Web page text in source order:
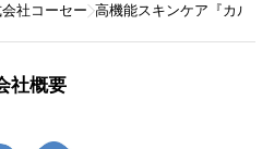
社コーセー 高機能スキンケア『カル
社概要